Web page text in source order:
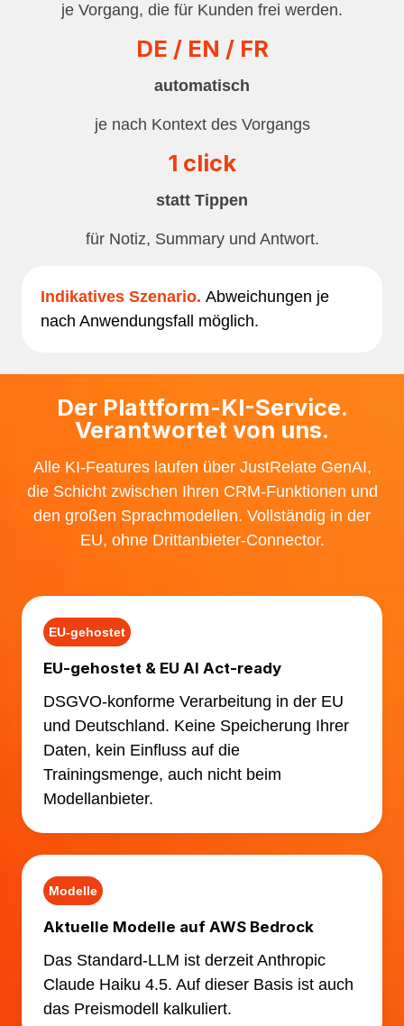
je Vorgang, die für Kunden frei werden.
DE / EN / FR
automatisch
je nach Kontext des Vorgangs
1 click
statt Tippen
für Notiz, Summary und Antwort.
Indikatives Szenario. Abweichungen je
nach Anwendungsfall möglich.
Der Plattform-KI-Service.
Verantwortet von uns.
Alle KI-Features laufen über JustRelate GenAI,
die Schicht zwischen Ihren CRM-Funktionen und
den großen Sprachmodellen. Vollständig in der
EU, ohne Drittanbieter-Connector.
EU-gehostet
EU-gehostet & EU AI Act-ready
DSGVO-konforme Verarbeitung in der EU
und Deutschland. Keine Speicherung Ihrer
Daten, kein Einfluss auf die
Trainingsmenge, auch nicht beim
Modellanbieter.
Modelle
Aktuelle Modelle auf AWS Bedrock
Das Standard-LLM ist derzeit Anthropic
Claude Haiku 4.5. Auf dieser Basis ist auch
das Preismodell kalkuliert.